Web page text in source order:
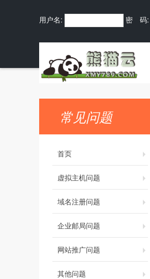
用户名: 密 码:
常见问题
首页
虚拟主机问题
域名注册问题
企业邮局问题
网站推广问题
其他问题